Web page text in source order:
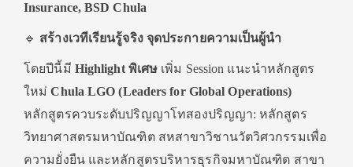
Insurance, BSD Chula
🔹 สร้างเวทีเรียนรู้จริง จุดประกายความเป็นผู้นำ
โดยปีนี้มี Highlight พิเศษ เพิ่ม Session แนะนำหลักสูตร
ใหม่Chula LGO (Leaders for Global Operations)
หลักสูตรควบระดับปริญญาโทสองปริญญา: หลักสูตร
วิทยาศาสตรมหาบัณฑิต สหสาขาวิชานวัตวิศวกรรมเพื่อ
ความยั่งยืน และหลักสูตรบริหารธุรกิจมหาบัณฑิต สาขา